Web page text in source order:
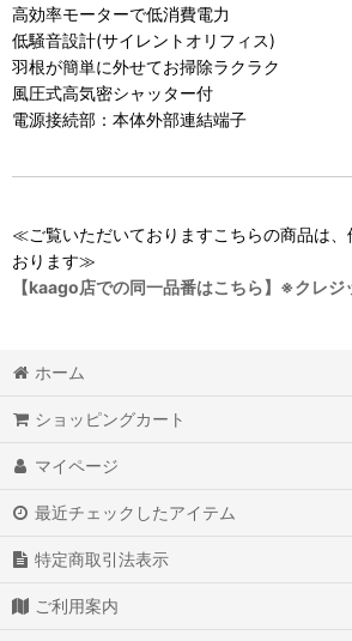
高効率モーターで低消費電力
低騒音設計(サイレントオリフィス)
羽根が簡単に外せてお掃除ラクラク
風圧式高気密シャッター付
電源接続部：本体外部連結端子
≪ご覧いただいておりますこちらの商品は、
おります≫
【kaago店での同一品番はこちら】※クレジ
ホーム
ショッピングカート
マイページ
最近チェックしたアイテム
特定商取引法表示
ご利用案内